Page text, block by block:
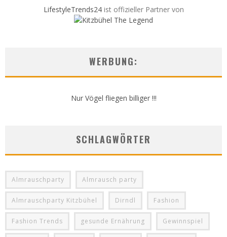
LifestyleTrends24ist offizieller Partner von
WERBUNG:
Nur Vögel fliegen billiger !!!
SCHLAGWÖRTER
Almrauschparty Almrausch party
Almrauschparty Kitzbühel Dirndl Fashion
Fashion Trends gesunde Ernährung Gewinnspiel